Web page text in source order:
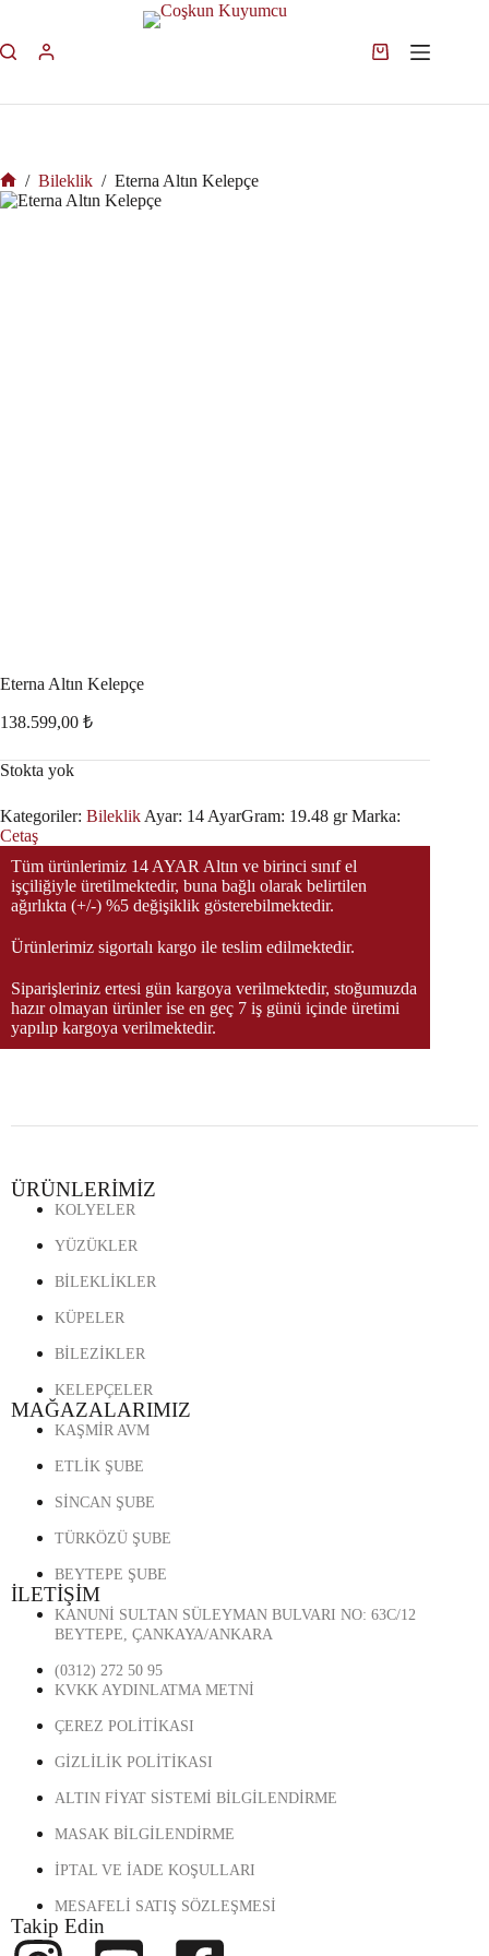
/ Bileklik / Eterna Altın Kelepçe
Eterna Altın Kelepçe
138.599,00 ₺
Stokta yok
Kategoriler: Bileklik Ayar: 14 AyarGram: 19.48 gr Marka:
Cetaş
Tüm ürünlerimiz 14 AYAR Altın ve birinci sınıf el
işçiliğiyle üretilmektedir, buna bağlı olarak belirtilen
ağırlıkta (+/-) %5 değişiklik gösterebilmektedir.
Ürünlerimiz sigortalı kargo ile teslim edilmektedir.
Siparişleriniz ertesi gün kargoya verilmektedir, stoğumuzda
hazır olmayan ürünler ise en geç 7 iş günü içinde üretimi
yapılıp kargoya verilmektedir.
ÜRÜNLERİMİZ
KOLYELER
YÜZÜKLER
BİLEKLİKLER
KÜPELER
BİLEZİKLER
KELEPÇELER
MAĞAZALARIMIZ
KAŞMİR AVM
ETLİK ŞUBE
SİNCAN ŞUBE
TÜRKÖZÜ ŞUBE
BEYTEPE ŞUBE
İLETİŞİM
KANUNİ SULTAN SÜLEYMAN BULVARI NO: 63C/12
BEYTEPE, ÇANKAYA/ANKARA
(0312) 272 50 95
KVKK AYDINLATMA METNİ
ÇEREZ POLİTİKASI
GİZLİLİK POLİTİKASI
ALTIN FİYAT SİSTEMİ BİLGİLENDİRME
MASAK BİLGİLENDİRME
İPTAL VE İADE KOŞULLARI
MESAFELİ SATIŞ SÖZLEŞMESİ
Takip Edin